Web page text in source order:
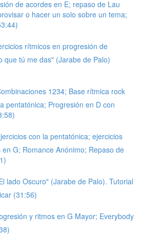
de acordes en E; repaso de Lau
o hacer un solo sobre un tema;
rítmicos en progresión de
que tú me das" (Jarabe de Palo)
1234; Base rítmica rock
pentatónica; Progresión en D con
con la pentatónica; ejercicios
G; Romance Anónimo; Repaso de
lado Oscuro" (Jarabe de Palo). Tutorial
(31:56)
y ritmos en G Mayor; Everybody